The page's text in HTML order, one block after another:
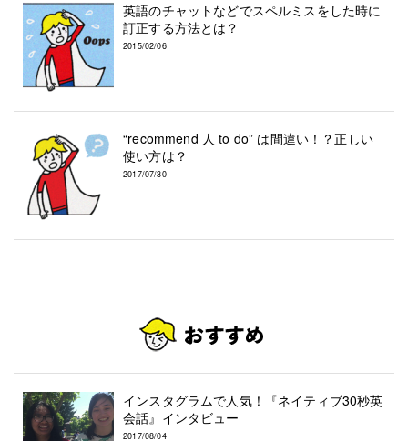
英語のチャットなどでスペルミスをした時に
訂正する方法とは？
2015/02/06
“recommend 人 to do” は間違い！？正しい
使い方は？
2017/07/30
インスタグラムで人気！『ネイティブ30秒英
会話』インタビュー
2017/08/04